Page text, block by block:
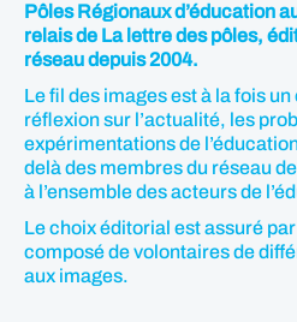
Pôles Régionaux d’éducation
relais de La lettre des pôles,
réseau depuis 2004.
Le fil des images est à la fois
réflexion sur l’actualité, les
expérimentations de
delà des membres du réseau
à l’ensemble des acteurs de
Le choix éditorial est assuré
composé de volontaires de
aux images.